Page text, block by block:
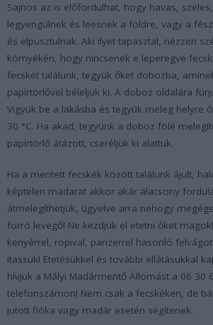
Sajnos az is előfordulhat, hogy havas,
legyengülnek és leesnek a földre, vagy a
és elpusztulnak. Aki ilyet tapasztal, nézzen
környékén, hogy nincsenek e leperegve
fecskét találunk, tegyük őket dobozba,
papírtörlővel béleljük ki. A doboz oldalára
Vigyük be a lakásba és tegyük meleg helyre
30 °C. Ha akad, tegyünk a doboz fölé
papírtörlő átázott, cseréljük ki alattuk.
Ha a mentett fecskék között találunk ájult,
képtelen madarat akkor akár alacsony
átmelegíthetjük, ügyelve arra nehogy
forró levegő! Ne kezdjük el etetni őket
kenyérrel, ropival, parizerrel hasonló
itassuk! Etetésükkel és további ellátásukkal
hívjuk a Mályi Madármentő Állomást a 06 30
telefonszámon! Nem csak a fecskéken, de
jutott fióka vagy madár esetén segítenek.